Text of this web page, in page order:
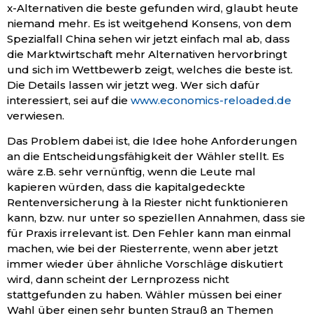
x-Alternativen die beste gefunden wird, glaubt heute
niemand mehr. Es ist weitgehend Konsens, von dem
Spezialfall China sehen wir jetzt einfach mal ab, dass
die Marktwirtschaft mehr Alternativen hervorbringt
und sich im Wettbewerb zeigt, welches die beste ist.
Die Details lassen wir jetzt weg. Wer sich dafür
interessiert, sei auf die www.economics-reloaded.de
verwiesen.
Das Problem dabei ist, die Idee hohe Anforderungen
an die Entscheidungsfähigkeit der Wähler stellt. Es
wäre z.B. sehr vernünftig, wenn die Leute mal
kapieren würden, dass die kapitalgedeckte
Rentenversicherung à la Riester nicht funktionieren
kann, bzw. nur unter so speziellen Annahmen, dass sie
für Praxis irrelevant ist. Den Fehler kann man einmal
machen, wie bei der Riesterrente, wenn aber jetzt
immer wieder über ähnliche Vorschläge diskutiert
wird, dann scheint der Lernprozess nicht
stattgefunden zu haben. Wähler müssen bei einer
Wahl über einen sehr bunten Strauß an Themen